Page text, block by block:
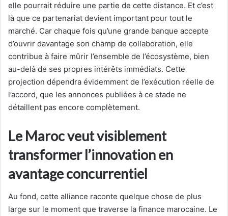
elle pourrait réduire une partie de cette distance. Et c’est
là que ce partenariat devient important pour tout le
marché. Car chaque fois qu’une grande banque accepte
d’ouvrir davantage son champ de collaboration, elle
contribue à faire mûrir l’ensemble de l’écosystème, bien
au-delà de ses propres intérêts immédiats. Cette
projection dépendra évidemment de l’exécution réelle de
l’accord, que les annonces publiées à ce stade ne
détaillent pas encore complètement.
Le Maroc veut visiblement
transformer l’innovation en
avantage concurrentiel
Au fond, cette alliance raconte quelque chose de plus
large sur le moment que traverse la finance marocaine. Le